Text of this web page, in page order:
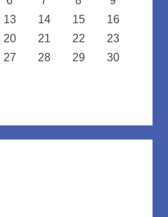
13 14 15
16
20 21 22
23
27 28 29
30